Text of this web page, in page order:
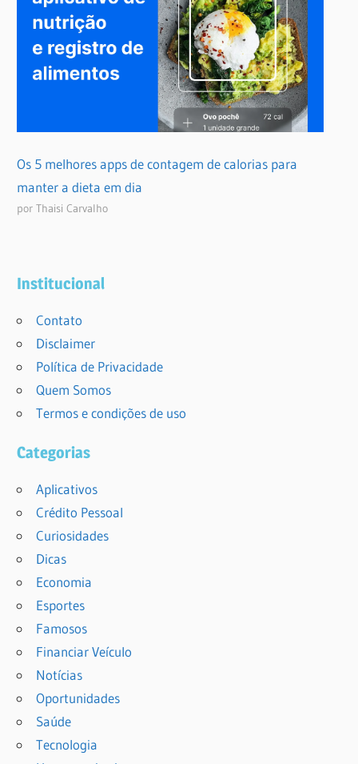
Os 5 melhores apps de contagem de calorias para
manter a dieta em dia
por Thaisi Carvalho
Institucional
Contato
Disclaimer
Política de Privacidade
Quem Somos
Termos e condições de uso
Categorias
Aplicativos
Crédito Pessoal
Curiosidades
Dicas
Economia
Esportes
Famosos
Financiar Veículo
Notícias
Oportunidades
Saúde
Tecnologia